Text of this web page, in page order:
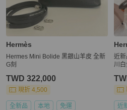
Hermès
Hermes Mini Bolide 黑銀山羊皮 全新
G刻
TWD 322,000
現折 4,500
全新品 本地 免運
近
川
近